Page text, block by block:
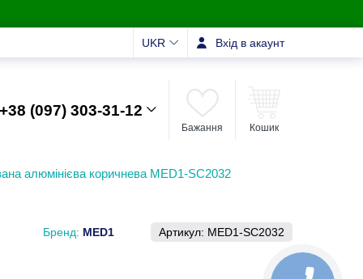
UKR Вхід в акаунт
+38 (097) 303-31-12
Бажання Кошик
алюмінієва коричнева MED1-SC2032
Бренд: MED1 Артикул: MED1-SC2032